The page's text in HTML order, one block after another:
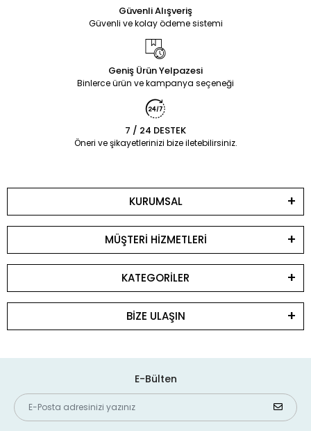
Güvenli Alışveriş
Güvenli ve kolay ödeme sistemi
Geniş Ürün Yelpazesi
Binlerce ürün ve kampanya seçeneği
7 / 24 DESTEK
Öneri ve şikayetlerinizi bize iletebilirsiniz.
KURUMSAL
MÜŞTERİ HİZMETLERİ
KATEGORİLER
BİZE ULAŞIN
E-Bülten